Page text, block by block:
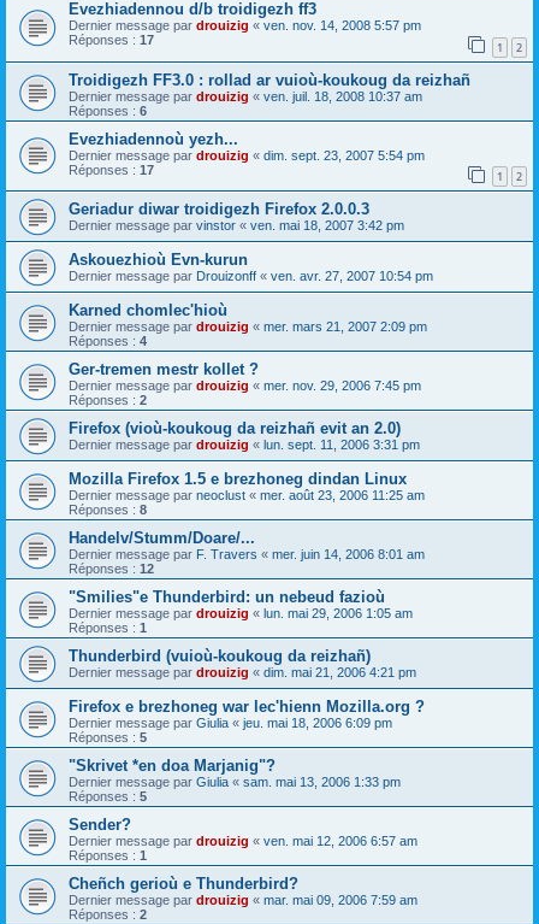
Evezhiadennou d/b troidigezh ff3
Dernier message par drouizig « ven. nov. 14, 2008 5:57 pm
Réponses : 17 1 2
Troidigezh FF3.0 : rollad ar vuioù-koukoug da reizhañ
Dernier message par drouizig « ven. juil. 18, 2008 10:37 am
Réponses : 6
Evezhiadennoù yezh...
Dernier message par drouizig « dim. sept. 23, 2007 5:54 pm
Réponses : 17 1 2
Geriadur diwar troidigezh Firefox 2.0.0.3
Dernier message par vinstor « ven. mai 18, 2007 3:42 pm
Askouezhioù Evn-kurun
Dernier message par Drouizonff « ven. avr. 27, 2007 10:54 pm
Karned chomlec'hioù
Dernier message par drouizig « mer. mars 21, 2007 2:09 pm
Réponses : 4
Ger-tremen mestr kollet ?
Dernier message par drouizig « mer. nov. 29, 2006 7:45 pm
Réponses : 2
Firefox (vioù-koukoug da reizhañ evit an 2.0)
Dernier message par drouizig « lun. sept. 11, 2006 3:31 pm
Mozilla Firefox 1.5 e brezhoneg dindan Linux
Dernier message par neoclust « mer. août 23, 2006 11:25 am
Réponses : 8
Handelv/Stumm/Doare/...
Dernier message par F. Travers « mer. juin 14, 2006 8:01 am
Réponses : 12
"Smilies"e Thunderbird: un nebeud fazioù
Dernier message par drouizig « lun. mai 29, 2006 1:05 am
Réponses : 1
Thunderbird (vuioù-koukoug da reizhañ)
Dernier message par drouizig « dim. mai 21, 2006 4:21 pm
Firefox e brezhoneg war lec'hienn Mozilla.org ?
Dernier message par Giulia « jeu. mai 18, 2006 6:09 pm
Réponses : 5
"Skrivet *en doa Marjanig"?
Dernier message par Giulia « sam. mai 13, 2006 1:33 pm
Réponses : 5
Sender?
Dernier message par drouizig « ven. mai 12, 2006 6:57 am
Réponses : 1
Cheñch gerioù e Thunderbird?
Dernier message par drouizig « mar. mai 09, 2006 7:59 am
Réponses : 2